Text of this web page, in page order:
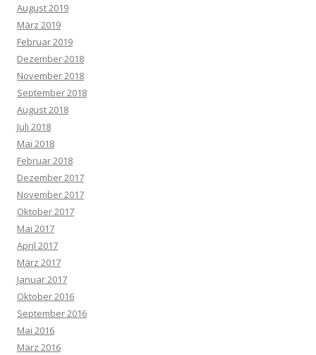
August 2019
März 2019
Februar 2019
Dezember 2018
November 2018
September 2018
August 2018
Juli 2018
Mai 2018
Februar 2018
Dezember 2017
November 2017
Oktober 2017
Mai 2017
April 2017
März 2017
Januar 2017
Oktober 2016
September 2016
Mai 2016
März 2016